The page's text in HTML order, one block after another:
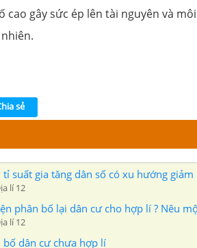
cao gây sức ép lên tài nguyên và
sẻ
suất gia tăng dân số có xu hướng
lí 12
phân bố lại dân cư cho hợp lí ? Nêu
lí 12
bố dân cư chưa hợp lí